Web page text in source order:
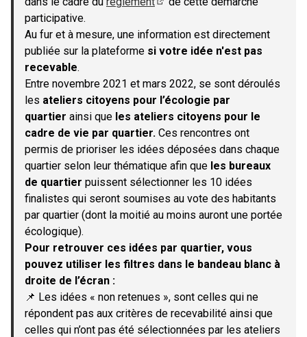
participative.
Au fur et à mesure, une information est directement
publiée sur la plateforme si votre idée n'est pas
recevable.
Entre novembre 2021 et mars 2022, se sont déroulés
les ateliers citoyens pour l’écologie par
quartier ainsi que les ateliers citoyens pour le
cadre de vie par quartier. Ces rencontres ont
permis de prioriser les idées déposées dans chaque
quartier selon leur thématique afin que les bureaux
de quartier puissent sélectionner les 10 idées
finalistes qui seront soumises au vote des habitants
par quartier (dont la moitié au moins auront une portée
écologique).
Pour retrouver ces idées par quartier, vous
pouvez utiliser les filtres dans le bandeau blanc à
droite de l’écran :
📌 Les idées « non retenues », sont celles qui ne
répondent pas aux critères de recevabilité ainsi que
celles qui n’ont pas été sélectionnées par les ateliers